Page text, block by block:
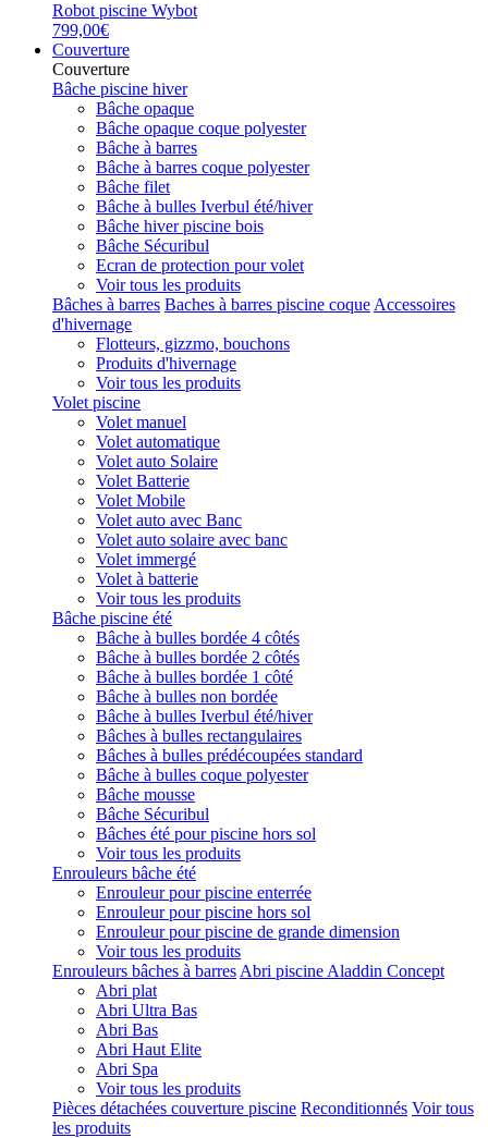
Robot piscine Wybot
799,00€
Couverture
Couverture
Bâche piscine hiver
Bâche opaque
Bâche opaque coque polyester
Bâche à barres
Bâche à barres coque polyester
Bâche filet
Bâche à bulles Iverbul été/hiver
Bâche hiver piscine bois
Bâche Sécuribul
Ecran de protection pour volet
Voir tous les produits
Bâches à barres Baches à barres piscine coque Accessoires
d'hivernage
Flotteurs, gizzmo, bouchons
Produits d'hivernage
Voir tous les produits
Volet piscine
Volet manuel
Volet automatique
Volet auto Solaire
Volet Batterie
Volet Mobile
Volet auto avec Banc
Volet auto solaire avec banc
Volet immergé
Volet à batterie
Voir tous les produits
Bâche piscine été
Bâche à bulles bordée 4 côtés
Bâche à bulles bordée 2 côtés
Bâche à bulles bordée 1 côté
Bâche à bulles non bordée
Bâche à bulles Iverbul été/hiver
Bâches à bulles rectangulaires
Bâches à bulles prédécoupées standard
Bâche à bulles coque polyester
Bâche mousse
Bâche Sécuribul
Bâches été pour piscine hors sol
Voir tous les produits
Enrouleurs bâche été
Enrouleur pour piscine enterrée
Enrouleur pour piscine hors sol
Enrouleur pour piscine de grande dimension
Voir tous les produits
Enrouleurs bâches à barres Abri piscine Aladdin Concept
Abri plat
Abri Ultra Bas
Abri Bas
Abri Haut Elite
Abri Spa
Voir tous les produits
Pièces détachées couverture piscine Reconditionnés Voir tous
les produits